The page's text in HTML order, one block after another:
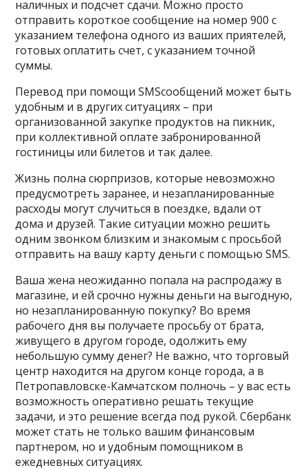
наличных и подсчет сдачи. Можно просто
отправить короткое сообщение на номер 900 с
указанием телефона одного из ваших приятелей,
готовых оплатить счет, с указанием точной
суммы.
Перевод при помощи SMSсообщений может быть
удобным и в других ситуациях – при
организованной закупке продуктов на пикник,
при коллективной оплате забронированной
гостиницы или билетов и так далее.
Жизнь полна сюрпризов, которые невозможно
предусмотреть заранее, и незапланированные
расходы могут случиться в поездке, вдали от
дома и друзей. Такие ситуации можно решить
одним звонком близким и знакомым с просьбой
отправить на вашу карту деньги с помощью SMS.
Ваша жена неожиданно попала на распродажу в
магазине, и ей срочно нужны деньги на выгодную,
но незапланированную покупку? Во время
рабочего дня вы получаете просьбу от брата,
живущего в другом городе, одолжить ему
небольшую сумму денег? Не важно, что торговый
центр находится на другом конце города, а в
Петропавловске-Камчатском полночь – у вас есть
возможность оперативно решать текущие
задачи, и это решение всегда под рукой. Сбербанк
может стать не только вашим финансовым
партнером, но и удобным помощником в
ежедневных ситуациях.